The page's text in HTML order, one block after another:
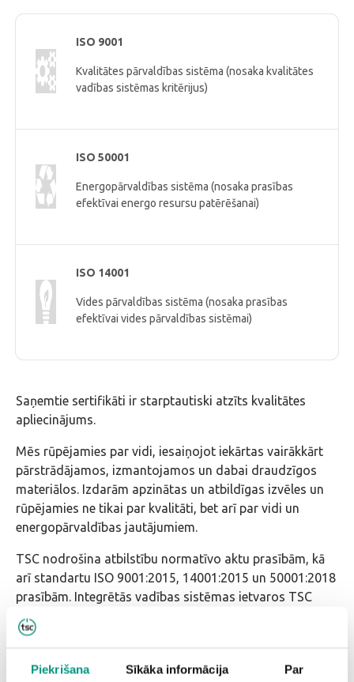
Piekrišana Sīkāka informācija Par
ISO 9001
Kvalitātes pārvaldības sistēma (nosaka kvalitātes
vadības sistēmas kritērijus)
ISO 50001
Energopārvaldības sistēma (nosaka prasības
efektīvai energo resursu patērēšanai)
ISO 14001
Vides pārvaldības sistēma (nosaka prasības
efektīvai vides pārvaldības sistēmai)
Saņemtie sertifikāti ir starptautiski atzīts kvalitātes
apliecinājums.
Mēs rūpējamies par vidi, iesaiņojot iekārtas vairākkārt
pārstrādājamos, izmantojamos un dabai draudzīgos
materiālos. Izdarām apzinātas un atbildīgas izvēles un
rūpējamies ne tikai par kvalitāti, bet arī par vidi un
energopārvaldības jautājumiem.
TSC nodrošina atbilstību normatīvo aktu prasībām, kā
arī standartu ISO 9001:2015, 14001:2015 un 50001:2018
prasībām. Integrētās vadības sistēmas ietvaros TSC
apmierina klientu prasības un respektē citu ieinteresēto
pušu vajadzības. Visos procesos un pakalpojumos TSC
jebkuras TSC uzticētas informācijas vai materiālās